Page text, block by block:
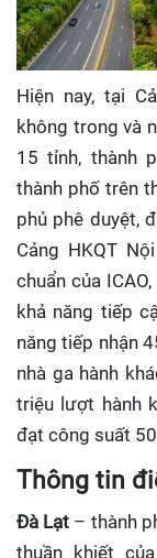
Hiện nay, tại
không trong và
15 tỉnh, thành
thành phố trên
phủ phê duyệt,
Cảng HKQT
chuẩn của
khả năng tiếp
năng tiếp nhận
nhà ga hành
triệu lượt hành
đạt công suất
Thông tin
Đà Lạt – thành
thuần khiết